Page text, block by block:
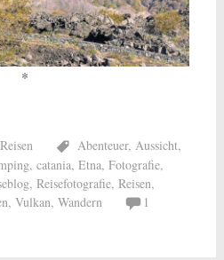
*
Abenteuer, Aussicht,
, catania, Etna, Fotografie,
, Reisefotografie, Reisen,
, Vulkan, Wandern
1